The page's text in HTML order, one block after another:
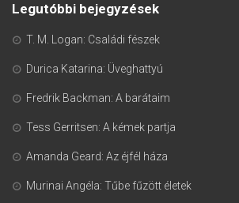
Legutóbbi bejegyzések
T. M. Logan: Családi fészek
Durica Katarina: Üveghattyú
Fredrik Backman: A barátaim
Tess Gerritsen: A kémek partja
Amanda Geard: Az éjfél háza
Murinai Angéla: Tűbe fűzött életek